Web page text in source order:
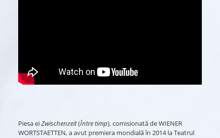
Piesa eiZwischenzeit(Între timp), comisionată de WIENER
WORTSTAETTEN, a avut premiera mondială în 2014 la Teatrul